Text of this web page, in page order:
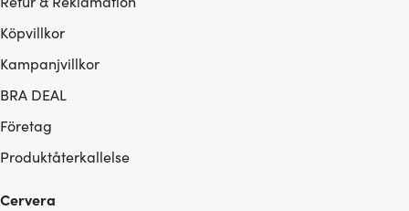
Köpvillkor
Kampanjvillkor
BRA DEAL
Företag
Produktåterkallelse
Cervera